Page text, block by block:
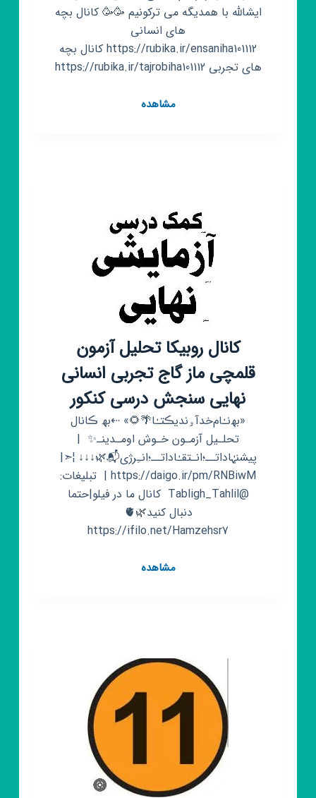
ایشالله با همدیگه می ترکونیم 🥳🥳 کانال بچه
های انسانی
https://rubika.ir/ensaniha101112 کانال بچه
های تجربی https://rubika.ir/tajrobiha101112
مشاهدهکانال
کانال روبیکا تحلیل آزمون
قلمچی ماز گاج تجربی انسانی
نهایی سنجش درسی کنکور
«بھ‌نـٰام‌خدآۅند‌یڪتـٰا🌴🌻» ⇠بھ‌ ڪانال
تحلـیل آزمـون خـوش اومـدینـ✨ ‌‌ |
پیشنہٰاداتــ؛انـتقـٰاداتــ؛انـِرژی📬🌿↓↓↓ ¦➣|
https://daigo.ir/pm/RNBiwM | ‌ تبلیغات:
@Tabligh_Tahlil ‌‌ کانال ما در فیلو|حتما
دنبال کنید🌿🫀
https://ifilo.net/Hamzehsr7
مشاهدهکانال
گاج
تجربی
انسانی
نهایی
کنکور